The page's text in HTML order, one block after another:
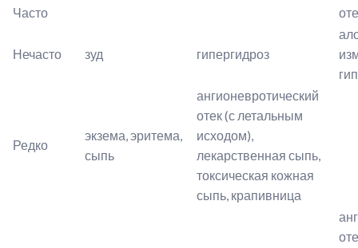
Часто
Нечасто зуд гипергидроз
Редко
экзема, эритема,
сыпь
ангионевротический
отек (с летальным
исходом),
лекарственная сыпь,
токсическая кожная
сыпь, крапивница